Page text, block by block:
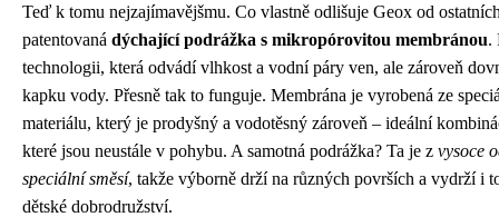
Teď k tomu nejzajímavějšmu. Co vlastně odlišuje Geox od
patentovaná dýchající podrážka s mikropórovitou membránou.
technologii, která odvádí vlhkost a vodní páry ven, ale zároveň
kapku vody. Přesně tak to funguje. Membrána je vyrobená ze
materiálu, který je prodyšný a vodotěsný zároveň – ideální
které jsou neustále v pohybu. A samotná podrážka? Ta je z vysoce
speciální směsí, takže výborně drží na různých površích a vydrží i
dětské dobrodružství.